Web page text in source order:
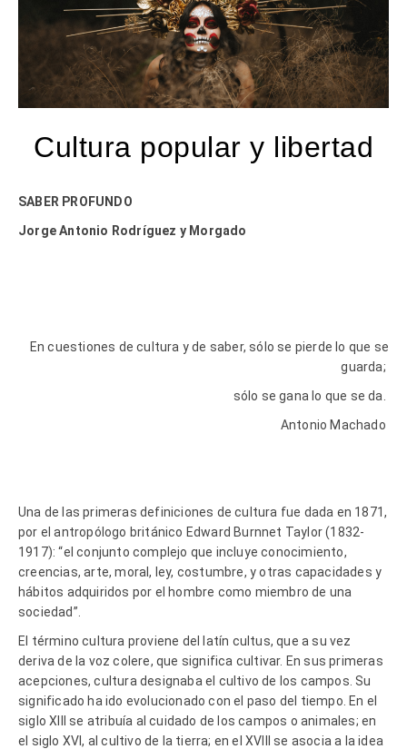
Cultura popular y libertad
SABER PROFUNDO
Jorge Antonio Rodríguez y Morgado
En cuestiones de cultura y de saber, sólo se pierde lo que se
guarda;
sólo se gana lo que se da.
Antonio Machado
Una de las primeras definiciones de cultura fue dada en 1871,
por el antropólogo británico Edward Burnnet Taylor (1832-
1917): “el conjunto complejo que incluye conocimiento,
creencias, arte, moral, ley, costumbre, y otras capacidades y
hábitos adquiridos por el hombre como miembro de una
sociedad”.
El término cultura proviene del latín cultus, que a su vez
deriva de la voz colere, que significa cultivar. En sus primeras
acepciones, cultura designaba el cultivo de los campos. Su
significado ha ido evolucionado con el paso del tiempo. En el
siglo XIII se atribuía al cuidado de los campos o animales; en
el siglo XVI, al cultivo de la tierra; en el XVIII se asocia a la idea